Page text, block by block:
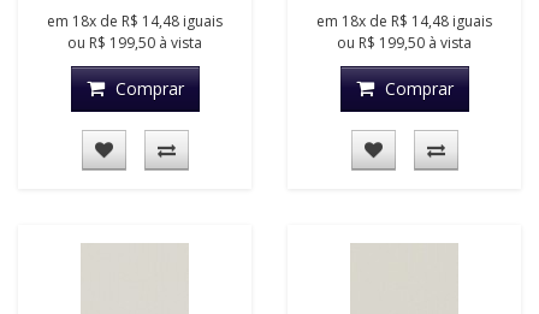
em 18x de R$ 14,48 iguais
ou R$ 199,50 à vista
Comprar
em 18x de R$ 14,48 iguais
ou R$ 199,50 à vista
Comprar